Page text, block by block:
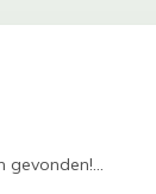
gevonden!...